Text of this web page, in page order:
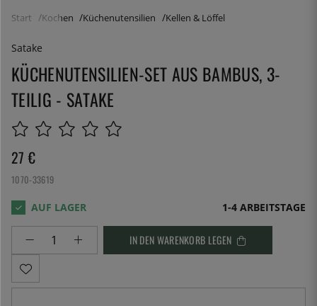
Start Kochen Küchenutensilien Kellen & Löffel
Satake
KÜCHENUTENSILIEN-SET AUS BAMBUS, 3-
TEILIG - SATAKE
27 €
1070-33619
1-4 ARBEITSTAGE
IN DEN WARENKORB LEGEN